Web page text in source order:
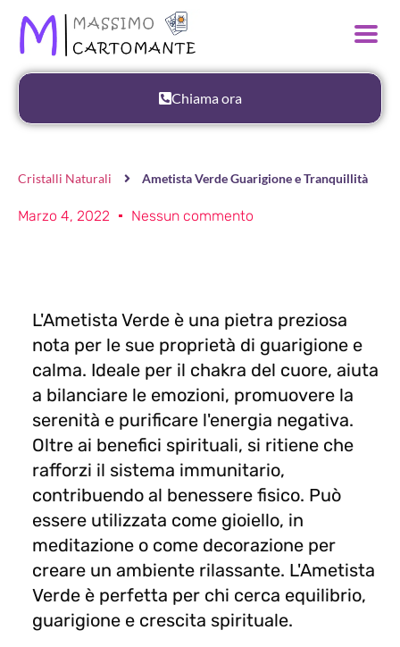
Chiama ora
Cristalli Naturali Ametista Verde Guarigione e Tranquillità
Marzo 4, 2022 Nessun commento
L'Ametista Verde è una pietra preziosa
nota per le sue proprietà di guarigione e
calma. Ideale per il chakra del cuore, aiuta
a bilanciare le emozioni, promuovere la
serenità e purificare l'energia negativa.
Oltre ai benefici spirituali, si ritiene che
rafforzi il sistema immunitario,
contribuendo al benessere fisico. Può
essere utilizzata come gioiello, in
meditazione o come decorazione per
creare un ambiente rilassante. L'Ametista
Verde è perfetta per chi cerca equilibrio,
guarigione e crescita spirituale.